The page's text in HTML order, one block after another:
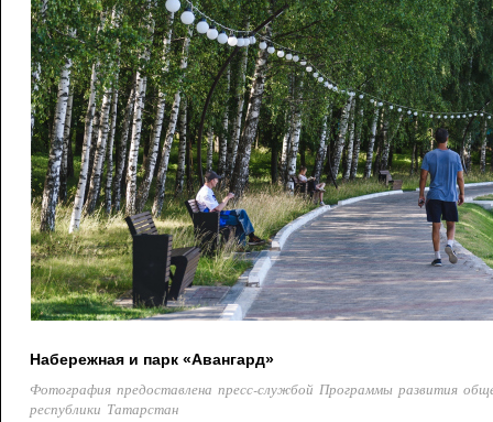
Набережная и парк «Авангард»
Фотография предоставлена пресс-службой Программы развития
республики Татарстан